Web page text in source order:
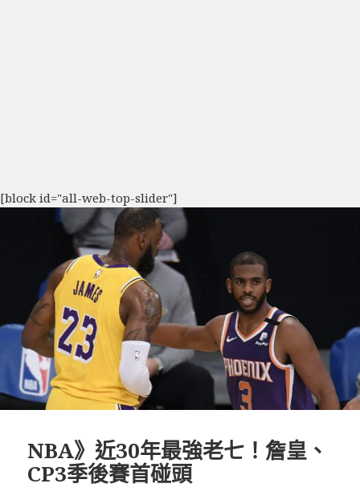
[block id="all-web-top-slider"]
NBA》近30年最強老七！詹皇、
CP3季後賽首碰頭